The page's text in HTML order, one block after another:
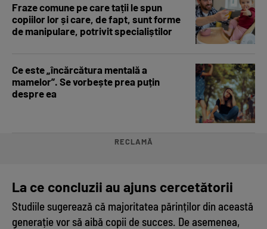
Fraze comune pe care tații le spun
copiilor lor și care, de fapt, sunt forme
de manipulare, potrivit specialiștilor
Ce este „încărcătura mentală a
mamelor”. Se vorbește prea puțin
despre ea
RECLAMĂ
La ce concluzii au ajuns cercetătorii
Studiile sugerează că majoritatea părinților din această
generație vor să aibă copii de succes. De asemenea,